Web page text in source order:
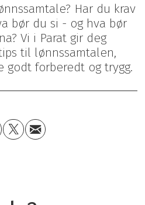
Har du krav
bør du si - og hva bør
Vi i Parat gir deg
til lønnssamtalen,
forberedt og trygg.